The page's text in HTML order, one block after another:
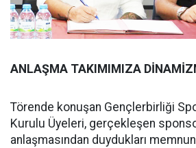
ANLAŞMA TAKIMIMIZA
Törende konuşan Gençlerbirliği
Kurulu Üyeleri, gerçekleşen
anlaşmasından duydukları